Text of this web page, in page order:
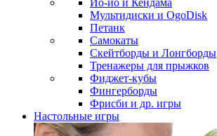
Йо-йо и Кендама
Мультидиски и OgoDisk
Петанк
Самокаты
Скейтборды и Лонгборды
Тренажеры для прыжков
Фиджет-кубы
Фингерборды
Фрисби и др. игры
Настольные игры